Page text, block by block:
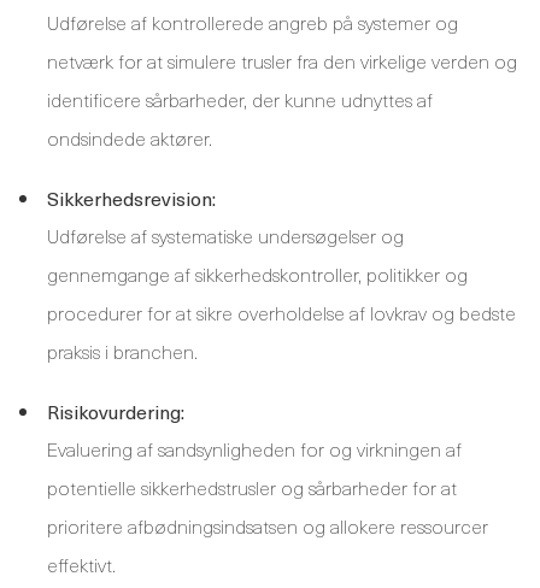
Udførelse af kontrollerede angreb på systemer og
netværk for at simulere trusler fra den virkelige verden og
identificere sårbarheder, der kunne udnyttes af
ondsindede aktører.
Sikkerhedsrevision:
Udførelse af systematiske undersøgelser og
gennemgange af sikkerhedskontroller, politikker og
procedurer for at sikre overholdelse af lovkrav og bedste
praksis i branchen.
Risikovurdering:
Evaluering af sandsynligheden for og virkningen af ​​
potentielle sikkerhedstrusler og sårbarheder for at
prioritere afbødningsindsatsen og allokere ressourcer
effektivt.